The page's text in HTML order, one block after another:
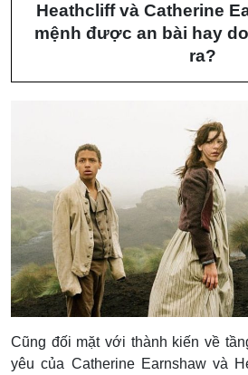
Heathcliff và Catherine
mệnh được an bài hay
ra?
Cũng đối mặt với thành kiến về
yêu của Catherine Earnshaw và